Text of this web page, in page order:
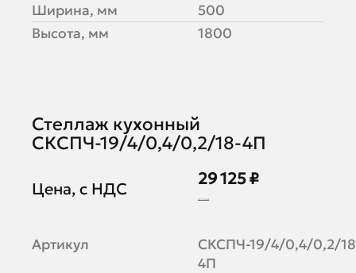
Ширина, мм
500
Высота, мм
1800
Стеллаж кухонный
СКСПЧ-19/4/0,4/0,2/18-4П
Цена, с НДС
29 125 ₽
35 518 ₽
Артикул
СКСПЧ-19/4/0,4/0,2/
4П